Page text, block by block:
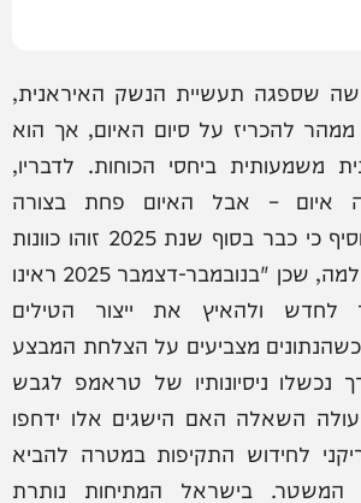
שספגה תעשיית הנשק האיראנית,
ממהר להכריז על סיום האיום, אך הוא
משמעותית ביחסי הכוחות. לדבריו,
איום – אבל האיום פחת בצורה
משמעותית. הוא הוסיף כי כבר בסוף שנת 2025 זוהו כוונות
ברורות בטהרן להסלמה, שכן "בנובמבר-דצמבר 2025 ראינו
לחדש ולהאיץ את ייצור הטילים
מצביעים על הצלחת המבצע
נכשלו ניסיונותיו של טראמפ לגבש
השאלה האם הישגים אלו ידחפו
לחידוש התקיפות במטרה להביא
המשטר. בישראל המתיחות נותרת